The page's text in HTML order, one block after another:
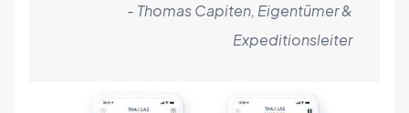
- Thomas Capiten, Eigentümer &
Expeditionsleiter